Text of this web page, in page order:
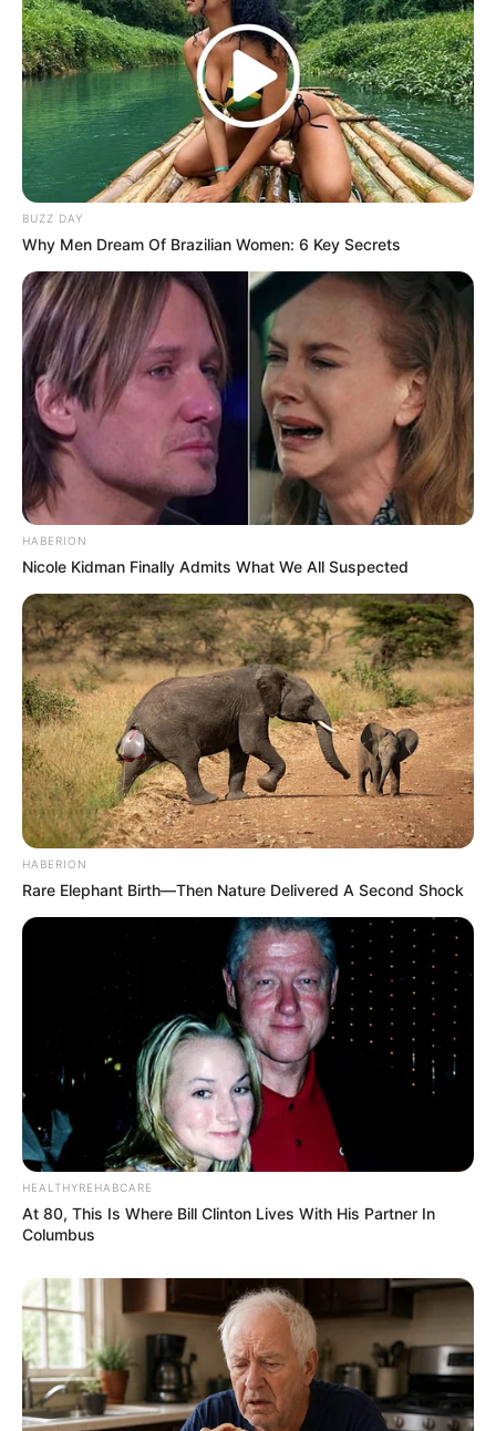
Schaschlik mit Pommes ist ein Gericht, das sich
perfekt für gesellige Zusammenkünfte mit
Familie und Freunden eignet. Es ist einfach
zuzubereiten, aber dennoch unglaublich lecker
und befriedigend. Probieren Sie dieses Rezept
aus und lassen Sie sich von seinem Geschmack
überzeugen! Guten Appetit!
BUZZ DAY
Why Men Dream Of Brazilian Women: 6 Key Secrets
HABERION
Nicole Kidman Finally Admits What We All Suspected
HABERION
Rare Elephant Birth—Then Nature Delivered A Second Shock
HEALTHYREHABCARE
At 80, This Is Where Bill Clinton Lives With His Partner In
Columbus